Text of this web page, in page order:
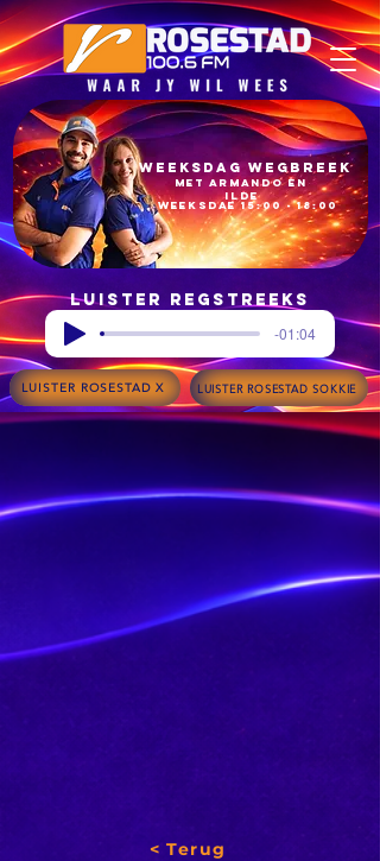
Weeksdae 15:00 - 18:00​
met armando en
ilde​
Weeksdag Wegbreek
Luister regstreeks
-01:04
LUISTER ROSESTAD X LUISTER ROSESTAD SOKKIE
< Terug